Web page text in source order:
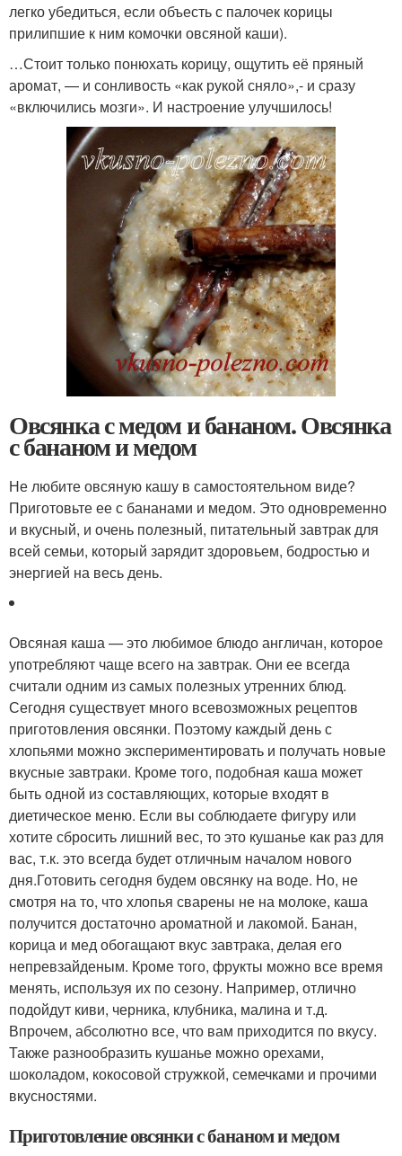
легко убедиться, если объесть с палочек корицы
прилипшие к ним комочки овсяной каши).
…Стоит только понюхать корицу, ощутить её пряный
аромат, — и сонливость «как рукой сняло»,- и сразу
«включились мозги». И настроение улучшилось!
Овсянка с медом и бананом. Овсянка
с бананом и медом
Не любите овсяную кашу в самостоятельном виде?
Приготовьте ее с бананами и медом. Это одновременно
и вкусный, и очень полезный, питательный завтрак для
всей семьи, который зарядит здоровьем, бодростью и
энергией на весь день.
Овсяная каша — это любимое блюдо англичан, которое
употребляют чаще всего на завтрак. Они ее всегда
считали одним из самых полезных утренних блюд.
Сегодня существует много всевозможных рецептов
приготовления овсянки. Поэтому каждый день с
хлопьями можно экспериментировать и получать новые
вкусные завтраки. Кроме того, подобная каша может
быть одной из составляющих, которые входят в
диетическое меню. Если вы соблюдаете фигуру или
хотите сбросить лишний вес, то это кушанье как раз для
вас, т.к. это всегда будет отличным началом нового
дня.Готовить сегодня будем овсянку на воде. Но, не
смотря на то, что хлопья сварены не на молоке, каша
получится достаточно ароматной и лакомой. Банан,
корица и мед обогащают вкус завтрака, делая его
непревзайденым. Кроме того, фрукты можно все время
менять, используя их по сезону. Например, отлично
подойдут киви, черника, клубника, малина и т.д.
Впрочем, абсолютно все, что вам приходится по вкусу.
Также разнообразить кушанье можно орехами,
шоколадом, кокосовой стружкой, семечками и прочими
вкусностями.
Приготовление овсянки с бананом и медом